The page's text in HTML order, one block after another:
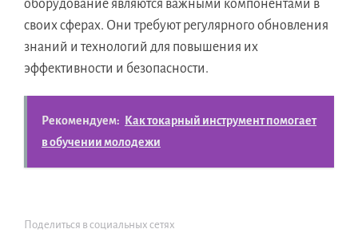
оборудование являются важными компонентами в
своих сферах. Они требуют регулярного обновления
знаний и технологий для повышения их
эффективности и безопасности.
Рекомендуем:
Как токарный инструмент помогает
в обучении молодежи
Поделиться в социальных сетях